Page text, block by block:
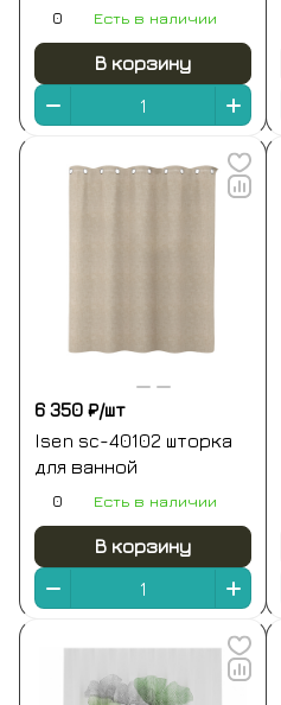
0 Есть в наличии
В корзину
6 350 ₽/шт
Isen sc-40102 шторка
для ванной
0 Есть в наличии
В корзину